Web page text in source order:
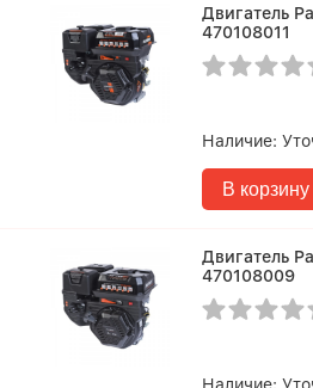
Двигатель
470108011
Наличие:
В корзину
Двигатель
470108009